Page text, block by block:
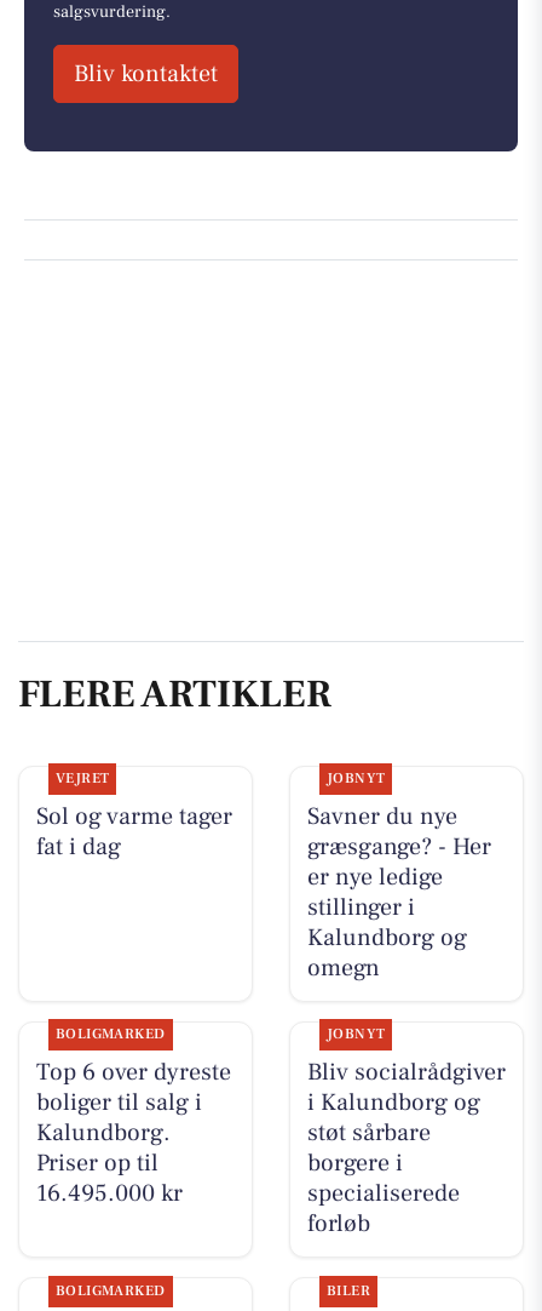
salgsvurdering.
Bliv kontaktet
FLERE ARTIKLER
VEJRET
Sol og varme tager
fat i dag
JOBNYT
Savner du nye
græsgange? - Her
er nye ledige
stillinger i
Kalundborg og
omegn
BOLIGMARKED
Top 6 over dyreste
boliger til salg i
Kalundborg.
Priser op til
16.495.000 kr
JOBNYT
Bliv socialrådgiver
i Kalundborg og
støt sårbare
borgere i
specialiserede
forløb
BOLIGMARKED BILER